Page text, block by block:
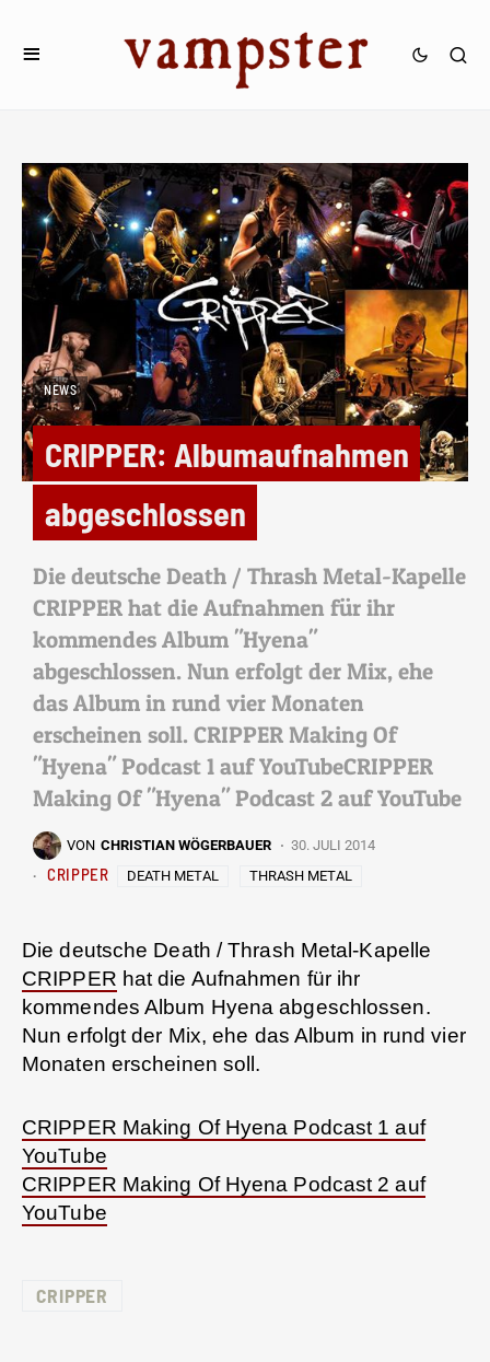
NEWS
CRIPPER: Albumaufnahmen
abgeschlossen
Die deutsche Death / Thrash Metal-Kapelle
CRIPPER hat die Aufnahmen für ihr
kommendes Album "Hyena"
abgeschlossen. Nun erfolgt der Mix, ehe
das Album in rund vier Monaten
erscheinen soll. CRIPPER Making Of
"Hyena" Podcast 1 auf YouTubeCRIPPER
Making Of "Hyena" Podcast 2 auf YouTube
VON CHRISTIAN WÖGERBAUER 30. JULI 2014
CRIPPER DEATH METAL THRASH METAL
Die deutsche Death / Thrash Metal-Kapelle
CRIPPER hat die Aufnahmen für ihr
kommendes Album Hyena abgeschlossen.
Nun erfolgt der Mix, ehe das Album in rund vier
Monaten erscheinen soll.
CRIPPER Making Of Hyena Podcast 1 auf
YouTube
CRIPPER Making Of Hyena Podcast 2 auf
YouTube
CRIPPER